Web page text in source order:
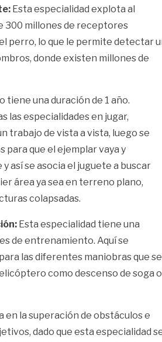
Esta especialidad explota al
300 millones de receptores
perro, lo que le permite detectar
donde existen millones de
una duración de 1 año.
las especialidades en jugar,
trabajo de vista a vista, luego se
para que el ejemplar vaya y
así se asocia el juguete a buscar
área ya sea en terreno plano,
colapsadas.
Esta especialidad tiene una
de entrenamiento. Aquí se
las diferentes maniobras que se
como descenso de soga o
en la superación de obstáculos e
dado que esta especialidad